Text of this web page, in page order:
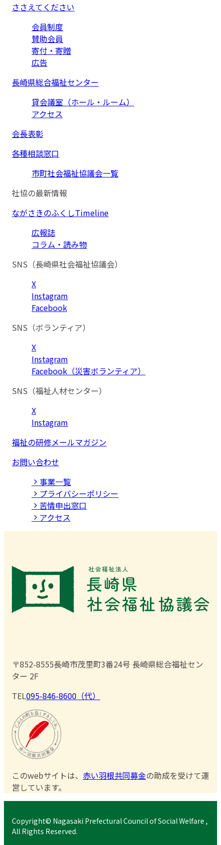
ささえてください
会員制度
賛助会員
寄付・寄贈
広告
長崎県総合福祉センター
貸会議室（ホール・ルーム）
アクセス
会長表彰
各種相談窓口
市町社会福祉協議会一覧
社協の最新情報
ながさきのふくしTimeline
広報誌
コラム・読み物
SNS（長崎県社会福祉協議会）
X
Instagram
Facebook
SNS（ボランティア）
X
Instagram
Facebook（災害ボランティア）
SNS（福祉人材センター）
X
Instagram
福祉の研修メールマガジン
お問い合わせ
事業⼀覧
プライバシーポリシー
苦情申出窓口
アクセス
〒852-8555長崎市茂里町3番24号 長崎県総合福祉セン
ター 2F
TEL095-846-8600（代）
このwebサイトは、 赤い羽根共同募金の助成を受けて運
営しています。
Copyright© Nagasaki Prefectural Council of Social Welfare ,
All Rights Reserved.